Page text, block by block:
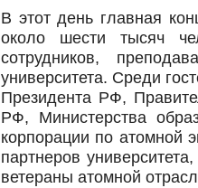
В этот день главная
около шести тысяч
сотрудников,
университета. Среди
Президента РФ,
РФ, Министерства
корпорации по атомной
партнеров
ветераны атомной